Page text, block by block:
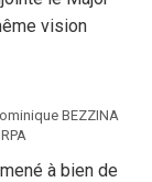
vision
BEZZINA
à bien de